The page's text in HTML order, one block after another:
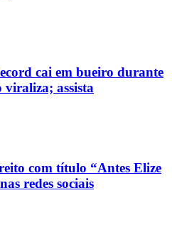
cai em bueiro durante
viraliza; assista
com título “Antes Elize
redes sociais